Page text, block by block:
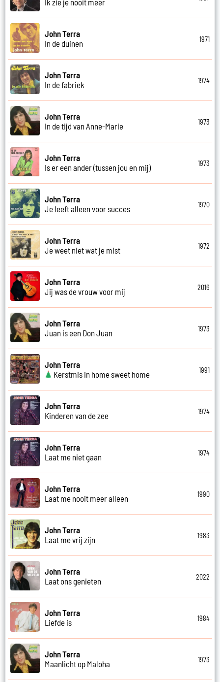
Ik zie je nooit meer
John Terra
In de duinen
1971
John Terra
In de fabriek
1974
John Terra
In de tijd van Anne-Marie
1973
John Terra
Is er een ander (tussen jou en mij)
1973
John Terra
Je leeft alleen voor succes
1970
John Terra
Je weet niet wat je mist
1972
John Terra
Jij was de vrouw voor mij
2016
John Terra
Juan is een Don Juan
1973
John Terra
Kerstmis in home sweet home
1991
John Terra
Kinderen van de zee
1974
John Terra
Laat me niet gaan
1974
John Terra
Laat me nooit meer alleen
1990
John Terra
Laat me vrij zijn
1983
John Terra
Laat ons genieten
2022
John Terra
Liefde is
1984
John Terra
Maanlicht op Maloha
1973